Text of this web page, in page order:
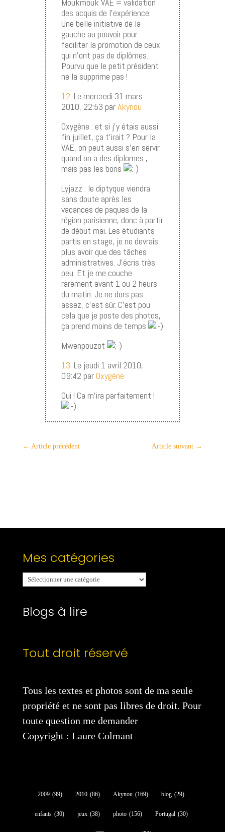
des acquis de l’expérience.
Une belle initiative de la
gauche au pouvoir pour
faciliter la promotion de ceux
qui n’ont pas de diplômes.
Pourvu que le petit président
ne la supprime pas !
12. Le mercredi 31 mars
2010, 22:53 parAkynou
Oxygène : et si j’y étais aussi
fin juillet, ça t’irait ? Pour la
VAE, on peut aussi s’en servir
quand on a des diplomes ,
mais pas les bons
Lyjazz : le diptyque viendra
sans doute après les
vacances de paques de la
région parisienne, donc à partir
de début mai. Les étudiants
partis en stage, je ne devrais
plus avoir que des tâches
administratives. J’écris très
peu. Et je me couche
rarement avant 1 ou 2 heurs
du matin. Je ne dors pas
assez, c’est sûr. C’est pou
cela que je poste des photos,
ça prend moins de temps
Mwenpouzot
13. Le jeudi 1 avril 2010,
09:42 parOxygène
Oui ! Ca m’ira parfaitement !
← Article précédent Article suivant →
Mes catégories
Mes
catégories
Blogs à lire
Tout droit réservé
Tous les textes et photos sont de ma seule
propriété et ne sont pas libres de droit. Pour
toute question me demander
Copyright : Laure Colmant
2009 (99) 2010 (86) Akynou (169) blog (29)
enfants (30) jeux (38) photo (156) Portugal (30)